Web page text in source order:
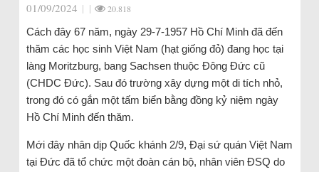
01/09/2024 | | 20.818
Cách đây 67 năm, ngày 29-7-1957 Hồ Chí Minh đã đến
thăm các học sinh Việt Nam (hạt giống đỏ) đang học tại
làng Moritzburg, bang Sachsen thuộc Đông Đức cũ
(CHDC Đức). Sau đó trường xây dựng một di tích nhỏ,
trong đó có gắn một tấm biển bằng đồng kỷ niệm ngày
Hồ Chí Minh đến thăm.
Mới đây nhân dịp Quốc khánh 2/9, Đại sứ quán Việt Nam
tại Đức đã tổ chức một đoàn cán bộ, nhân viên ĐSQ do